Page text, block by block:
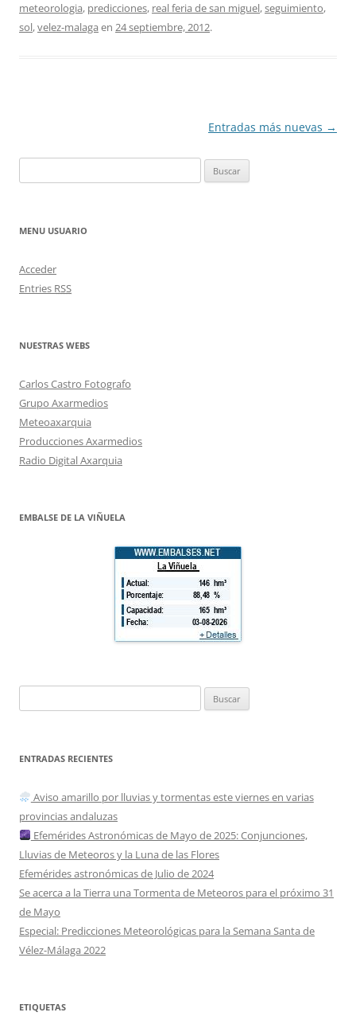
meteorologia, predicciones, real feria de san miguel,seguimiento,
sol,velez-malaga en 24 septiembre, 2012.
Entradas más nuevas →
MENU USUARIO
Acceder
Entries RSS
NUESTRAS WEBS
Carlos Castro Fotografo
Grupo Axarmedios
Meteoaxarquia
Producciones Axarmedios
Radio Digital Axarquia
EMBALSE DE LA VIÑUELA
ENTRADAS RECIENTES
Aviso amarillo por lluvias y tormentas este viernes en varias
provincias andaluzas
Efemérides Astronómicas de Mayo de 2025: Conjunciones,
Lluvias de Meteoros y la Luna de las Flores
Efemérides astronómicas de Julio de 2024
Se acerca a la Tierra una Tormenta de Meteoros para el próximo 31
de Mayo
Especial: Predicciones Meteorológicas para la Semana Santa de
Vélez-Málaga 2022
ETIQUETAS